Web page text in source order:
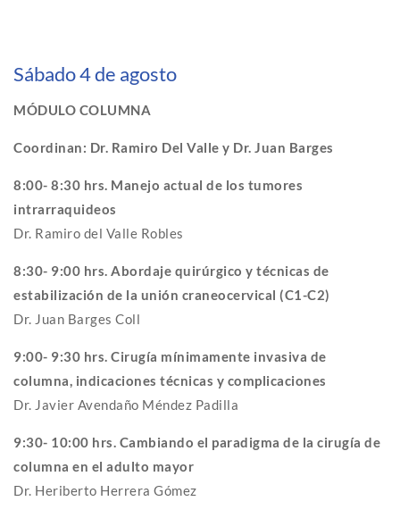
Sábado 4 de agosto
MÓDULO COLUMNA
Coordinan: Dr. Ramiro Del Valle y Dr. Juan Barges
8:00- 8:30 hrs. Manejo actual de los tumores
intrarraquideos
Dr. Ramiro del Valle Robles
8:30- 9:00 hrs. Abordaje quirúrgico y técnicas de
estabilización de la unión craneocervical (C1-C2)
Dr. Juan Barges Coll
9:00- 9:30 hrs. Cirugía mínimamente invasiva de
columna, indicaciones técnicas y complicaciones
Dr. Javier Avendaño Méndez Padilla
9:30- 10:00 hrs. Cambiando el paradigma de la cirugía de
columna en el adulto mayor
Dr. Heriberto Herrera Gómez